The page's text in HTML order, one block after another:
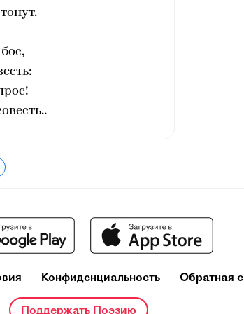
Конфиденциальность Обратная
Поддержать Поэзию